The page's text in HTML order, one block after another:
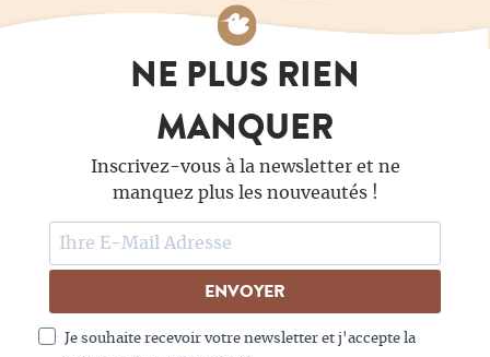
NE PLUS RIEN
MANQUER
Inscrivez-vous à la newsletter et ne
manquez plus les nouveautés !
ENVOYER
Je souhaite recevoir votre newsletter et j'accepte la
dans la production en Suisse, Rast veille à des
processus qui préservent les ressources, à une
efficacité énergétique moderne et à des emballages
possible à l'environnement. C'est ainsi que l'on
son goût, mais qui laisse aussi un bon sentiment.
NOS TORRÉFACTEURS LES
PLUS POPULAIRES